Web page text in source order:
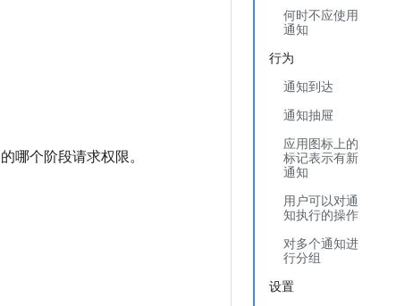
何时不应使用
通知
行为
通知到达
通知抽屉
应用图标上的
标记表示有新
通知
用户可以对通
知执行的操作
对多个通知进
行分组
设置
哪个阶段请求权限。